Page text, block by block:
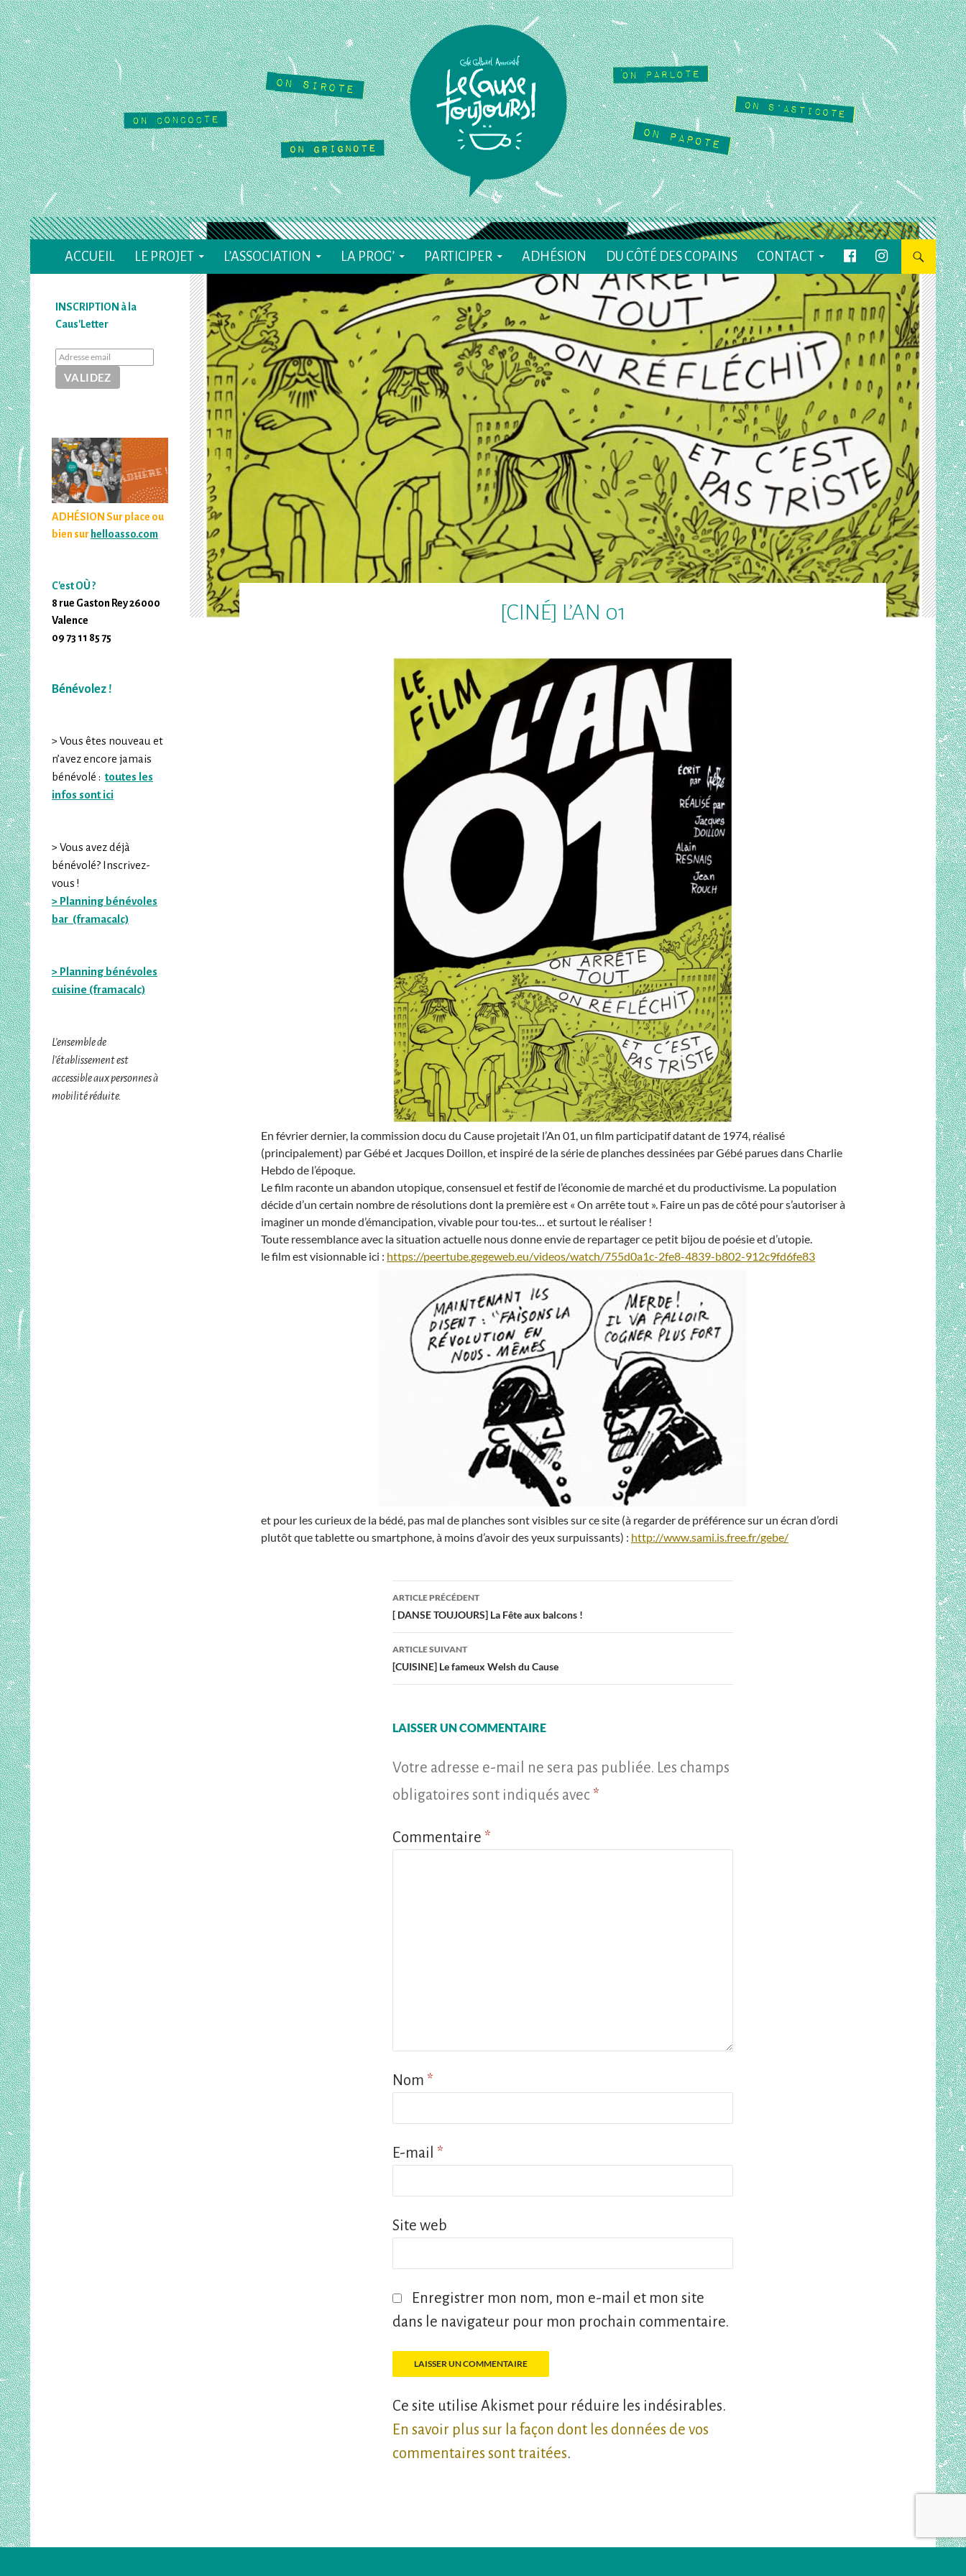
Le Cause Toujours
Recherche ALLER AU CONTENU
ACCUEIL LE PROJET L’ASSOCIATION LA PROG’ PARTICIPER ADHÉSION DU CÔTÉ DES COPAINS CONTACT
[CINÉ] L’AN 01
En février dernier, la commission docu du Cause projetait l’An 01, un film participatif datant de 1974, réalisé
(principalement) par Gébé et Jacques Doillon, et inspiré de la série de planches dessinées par Gébé parues dans Charlie
Hebdo de l’époque.
Le film raconte un abandon utopique, consensuel et festif de l’économie de marché et du productivisme. La population
décide d’un certain nombre de résolutions dont la première est « On arrête tout ». Faire un pas de côté pour s’autoriser à
imaginer un monde d’émancipation, vivable pour tou·tes… et surtout le réaliser !
Toute ressemblance avec la situation actuelle nous donne envie de repartager ce petit bijou de poésie et d’utopie.
le film est visionnable ici : https://peertube.gegeweb.eu/videos/watch/755d0a1c-2fe8-4839-b802-912c9fd6fe83
et pour les curieux de la bédé, pas mal de planches sont visibles sur ce site (à regarder de préférence sur un écran d’ordi
plutôt que tablette ou smartphone, à moins d’avoir des yeux surpuissants) : http://www.sami.is.free.fr/gebe/
Navigation
des
articles
ARTICLE PRÉCÉDENT
[ DANSE TOUJOURS] La Fête aux balcons !
ARTICLE SUIVANT
[CUISINE] Le fameux Welsh du Cause
LAISSER UN COMMENTAIRE
Votre adresse e-mail ne sera pas publiée. Les champs
obligatoires sont indiqués avec *
Commentaire *
Nom *
E-mail *
Site web
Enregistrer mon nom, mon e-mail et mon site
dans le navigateur pour mon prochain commentaire.
Ce site utilise Akismet pour réduire les indésirables.
En savoir plus sur la façon dont les données de vos
commentaires sont traitées.
INSCRIPTION à la
Caus'Letter
ADHÉSION Sur place ou
bien sur helloasso.com
C'est OÙ ?
8 rue Gaston Rey 26000
Valence
09 73 11 85 75
Bénévolez !
> Vous êtes nouveau et
n’avez encore jamais
bénévolé : toutes les
infos sont ici
> Vous avez déjà
bénévolé? Inscrivez-
vous !
> Planning bénévoles
bar (framacalc)
> Planning bénévoles
cuisine (framacalc)
L’ensemble de
l’établissement est
accessible aux personnes à
mobilité réduite.